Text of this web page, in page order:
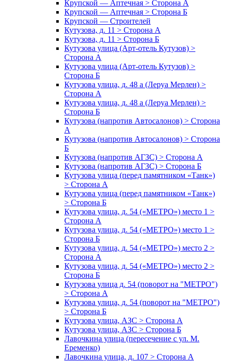
Крупской — Аптечная > Сторона А
Крупской — Аптечная > Сторона Б
Крупской — Строителей
Кутузова, д. 11 > Сторона А
Кутузова, д. 11 > Сторона Б
Кутузова улица (Арт-отель Кутузов) >
Сторона А
Кутузова улица (Арт-отель Кутузов) >
Сторона Б
Кутузова улица, д. 48 а (Леруа Мерлен) >
Сторона А
Кутузова улица, д. 48 а (Леруа Мерлен) >
Сторона Б
Кутузова (напротив Автосалонов) > Сторона
А
Кутузова (напротив Автосалонов) > Сторона
Б
Кутузова (напротив АГЗС) > Сторона А
Кутузова (напротив АГЗС) > Сторона Б
Кутузова улица (перед памятником «Танк»)
> Сторона А
Кутузова улица (перед памятником «Танк»)
> Сторона Б
Кутузова улица, д. 54 («МЕТРО») место 1 >
Сторона А
Кутузова улица, д. 54 («МЕТРО») место 1 >
Сторона Б
Кутузова улица, д. 54 («МЕТРО») место 2 >
Сторона А
Кутузова улица, д. 54 («МЕТРО») место 2 >
Сторона Б
Кутузова улица д. 54 (поворот на "МЕТРО")
> Сторона А
Кутузова улица, д. 54 (поворот на "МЕТРО")
> Сторона Б
Кутузова улица, АЗС > Сторона А
Кутузова улица, АЗС > Сторона Б
Лавочкина улица (пересечение с ул. М.
Еременко)
Лавочкина улица, д. 107 > Сторона А